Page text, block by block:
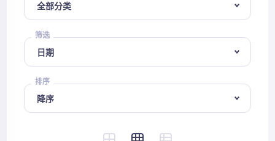
筛选
排序